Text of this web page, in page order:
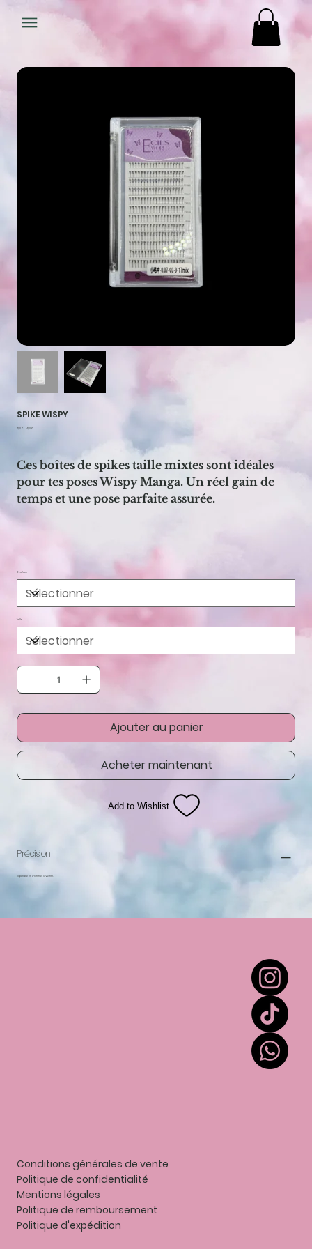
SPIKE WISPY
Prix
17,00 €
Prix
14,00 €
Ces boîtes de spikes taille mixtes sont idéales
pour tes poses Wispy Manga. Un réel gain de
temps et une pose parfaite assurée.
Courbure
Taille
Ajouter au panier
Acheter maintenant
Add to Wishlist
Précision
Disponible en 9-17mm et 15-20mm.
Conditions générales de vente
Politique de confidentialité
Mentions légales
Politique de remboursement
Politique d'expédition